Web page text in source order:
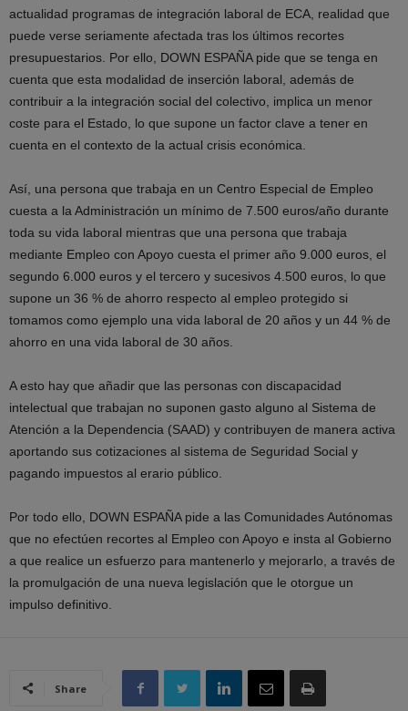
actualidad programas de integración laboral de ECA, realidad que
puede verse seriamente afectada tras los últimos recortes
presupuestarios. Por ello, DOWN ESPAÑA pide que se tenga en
cuenta que esta modalidad de inserción laboral, además de
contribuir a la integración social del colectivo, implica un menor
coste para el Estado, lo que supone un factor clave a tener en
cuenta en el contexto de la actual crisis económica.
Así, una persona que trabaja en un Centro Especial de Empleo
cuesta a la Administración un mínimo de 7.500 euros/año durante
toda su vida laboral mientras que una persona que trabaja
mediante Empleo con Apoyo cuesta el primer año 9.000 euros, el
segundo 6.000 euros y el tercero y sucesivos 4.500 euros, lo que
supone un 36 % de ahorro respecto al empleo protegido si
tomamos como ejemplo una vida laboral de 20 años y un 44 % de
ahorro en una vida laboral de 30 años.
A esto hay que añadir que las personas con discapacidad
intelectual que trabajan no suponen gasto alguno al Sistema de
Atención a la Dependencia (SAAD) y contribuyen de manera activa
aportando sus cotizaciones al sistema de Seguridad Social y
pagando impuestos al erario público.
Por todo ello, DOWN ESPAÑA pide a las Comunidades Autónomas
que no efectúen recortes al Empleo con Apoyo e insta al Gobierno
a que realice un esfuerzo para mantenerlo y mejorarlo, a través de
la promulgación de una nueva legislación que le otorgue un
impulso definitivo.
Share